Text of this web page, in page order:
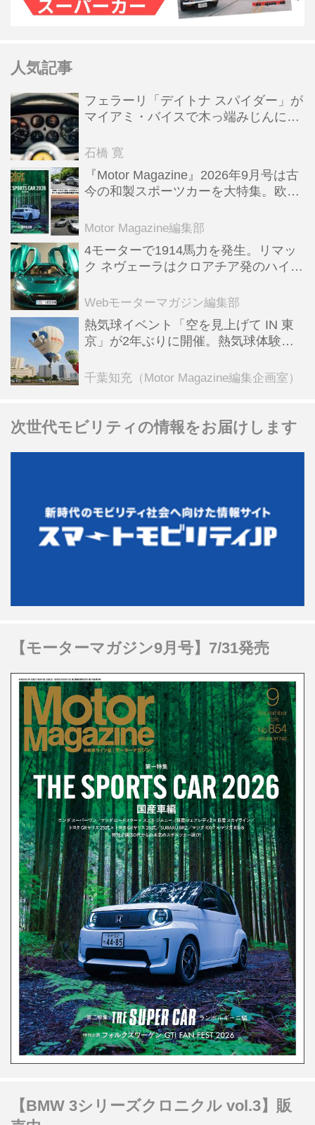
人気記事
フェラーリ「デイトナ スパイダー」が
マイアミ・バイスで木っ端みじんにな
石橋 寛
『Motor Magazine』2026年9月号は古
今の和製スポーツカーを大特集。欧州
Motor Magazine編集部
4モーターで1914馬力を発生。リマッ
ク ネヴェーラはクロアチア発のハイパ
全版／115】
Webモーターマガジン編集部
熱気球イベント「空を見上げて IN 東
京」が2年ぶりに開催。熱気球体験搭
ンテンツも
千葉知充（Motor Magazine編集企画室）
次世代モビリティの情報をお届けします
【モーターマガジン9月号】7/31発売
【BMW 3シリーズクロニクル vol.3】販